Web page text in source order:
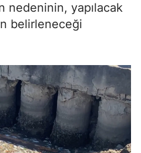
nedeninin, yapılacak
belirleneceği